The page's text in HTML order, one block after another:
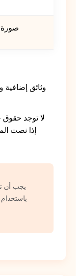
وثائق إضافية
لا توجد حقوق
إذا نصت
يجب أن